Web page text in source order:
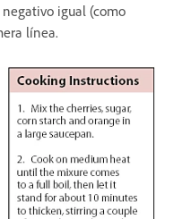
igual (como
línea.